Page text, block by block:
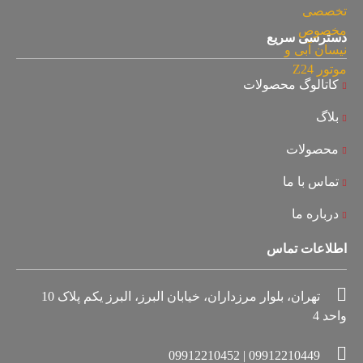
دسترسی سریع
کاتالوگ محصولات
بلاگ
محصولات
تماس با ما
درباره ما
اطلاعات تماس
تهران، بلوار مرزداران، خیابان البرز، البرز یکم پلاک 10
واحد 4
09912210449 | 09912210452